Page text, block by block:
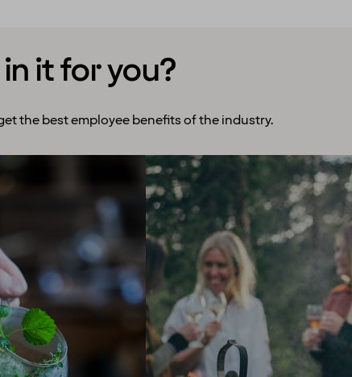
in it for you?
the best employee benefits of the industry.
to grow
than 200 hotels
Nordics, we offer
opportunities
progression!
Explore more
We encourage you to get out
and explore all that life has
to offer! So, we always give